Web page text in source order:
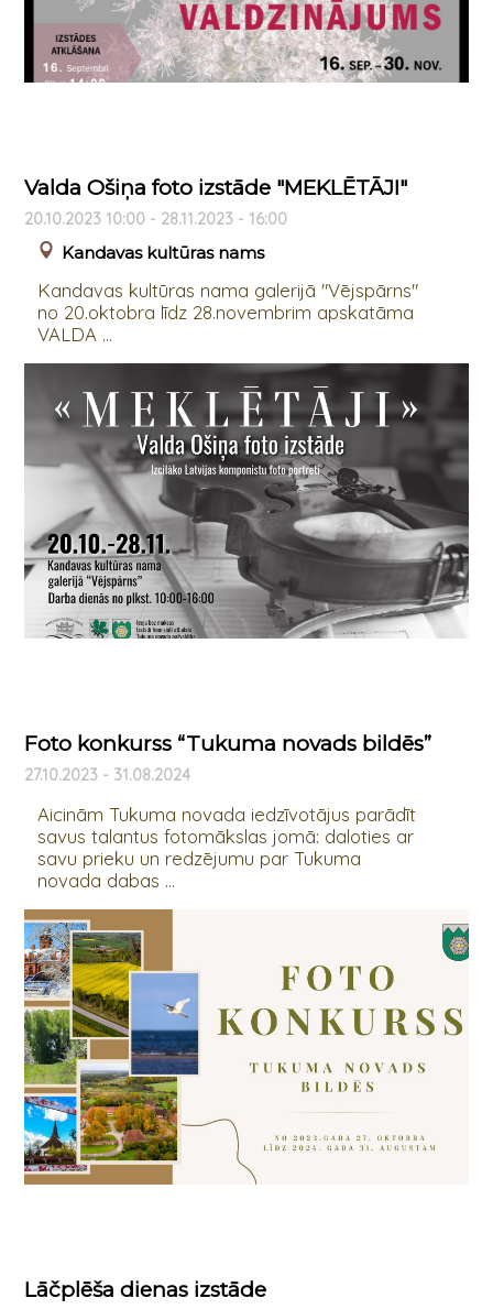
Valda Ošiņa foto izstāde "MEKLĒTĀJI"
20.10.2023 10:00 - 28.11.2023 - 16:00
Kandavas kultūras nams
Kandavas kultūras nama galerijā "Vējspārns"
no 20.oktobra līdz 28.novembrim apskatāma
VALDA ...
Foto konkurss “Tukuma novads bildēs”
27.10.2023 - 31.08.2024
Aicinām Tukuma novada iedzīvotājus parādīt
savus talantus fotomākslas jomā: daloties ar
savu prieku un redzējumu par Tukuma
novada dabas ...
Lāčplēša dienas izstāde